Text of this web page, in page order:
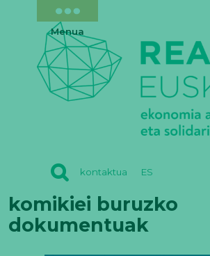
kontaktua ES
Menua
komikiei buruzko
dokumentuak